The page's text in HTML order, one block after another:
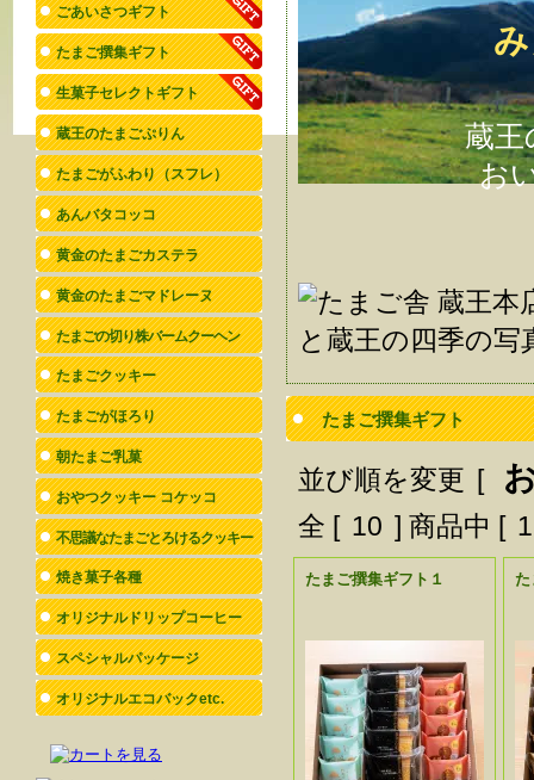
ごあいさつギフト
たまご撰集ギフト
生菓子セレクトギフト
蔵王のたまごぷりん
たまごがふわり（スフレ）
あんバタコッコ
黄金のたまごカステラ
黄金のたまごマドレーヌ
たまごの切り株バームクーヘン
たまごクッキー
たまごがほろり
朝たまご乳菓
おやつクッキー コケッコ
不思議なたまごとろけるクッキー
焼き菓子各種
オリジナルドリップコーヒー
スペシャルパッケージ
オリジナルエコバックetc.
蔵王
お
たまご撰集ギフト
並び順を変更 [
全 [ 10 ] 商品中 [ 1
たまご撰集ギフト１ た